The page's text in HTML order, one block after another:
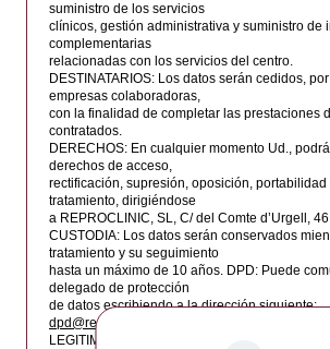
Isla Bouvet
Brasil
Territorio Británico del Océano Índico
Brunei Darussalam
Bulgaria
Burkina Faso
Burundi
Camboya
Camerún
Canadá
suministro de los servicios
clínicos, gestión administrativa y suministro de
complementarias
relacionadas con los servicios del centro.
DESTINATARIOS: Los datos serán cedidos,
empresas colaboradoras,
con la finalidad de completar las prestaciones
contratados.
DERECHOS: En cualquier momento Ud.,
derechos de acceso,
rectificación, supresión, oposición, portabilidad
tratamiento, dirigiéndose
a REPROCLINIC, SL, C/ del Comte d’Urgell,
CUSTODIA: Los datos serán conservados
tratamiento y su seguimiento
hasta un máximo de 10 años. DPD: Puede
delegado de protección
de datos escribiendo a la dirección siguiente:
dpd@reproclinic.com
LEGITIMACIÓN: Consentimiento de la persona